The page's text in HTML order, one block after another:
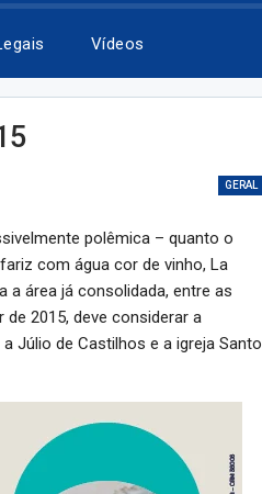
Vídeos
GERAL
polêmica – quanto o
com água cor de vinho, La
a área já consolidada, entre as
2015, deve considerar a
Júlio de Castilhos e a igreja Santo